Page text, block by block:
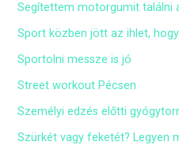
Segítettem motorgumit találni
Sport közben jött az ihlet,
Sportolni messze is jó
Street workout Pécsen
Személyi edzés előtti
Szürkét vagy feketét? Legyen